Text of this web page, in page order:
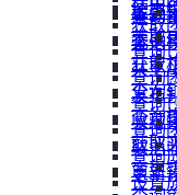
手动
无卡
使用
检查
获取
获取
查询
查询
获取
变更
查询
查询
共享/
发布
收藏
取消
更新
获取
查询
查询
查询
查询
查询
设置